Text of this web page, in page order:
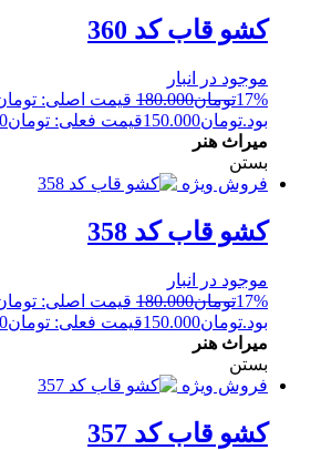
کشو قاب کد 360
موجود در انبار
17%تومان180.000
بود.تومان150.000قیمت فعلی: تومان150.000.
میراث هنر
بستن
فروش ویژه
کشو قاب کد 358
موجود در انبار
17%تومان180.000
بود.تومان150.000قیمت فعلی: تومان150.000.
میراث هنر
بستن
فروش ویژه
کشو قاب کد 357